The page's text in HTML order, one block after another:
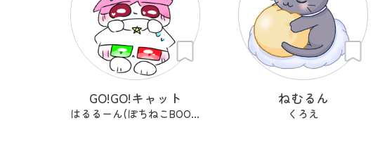
GO!GO!キャット
はるるーん(ぽちねこBOOKS)
ねむるん
くろえ